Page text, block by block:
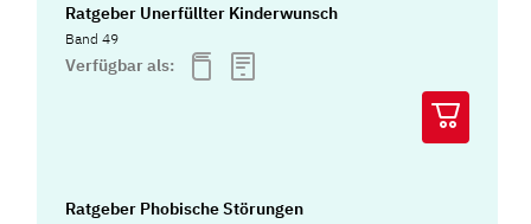
Ratgeber Unerfüllter Kinderwunsch
Band 49
Verfügbar als:
Ratgeber Phobische Störungen